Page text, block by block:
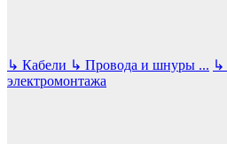
↳ Кабели ↳ Провода и шнуры ... ↳
электромонтажа